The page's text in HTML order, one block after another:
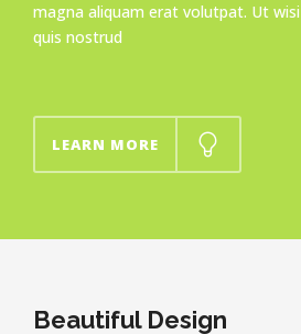
magna aliquam erat volutpat. Ut
quis nostrud
LEARN MORE
Beautiful Design